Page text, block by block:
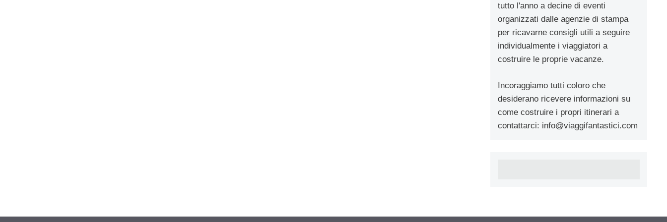
tutto l'anno a decine di eventi
organizzati dalle agenzie di stampa
per ricavarne consigli utili a seguire
individualmente i viaggiatori a
costruire le proprie vacanze.
Incoraggiamo tutti coloro che
desiderano ricevere informazioni su
come costruire i propri itinerari a
contattarci: info@viaggifantastici.com